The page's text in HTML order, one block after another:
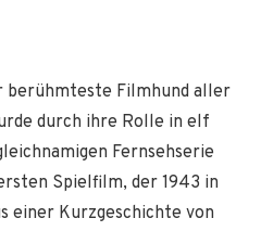
berühmteste Filmhund aller
durch ihre Rolle in elf
Fernsehserie
Spielfilm, der 1943 in
einer Kurzgeschichte von